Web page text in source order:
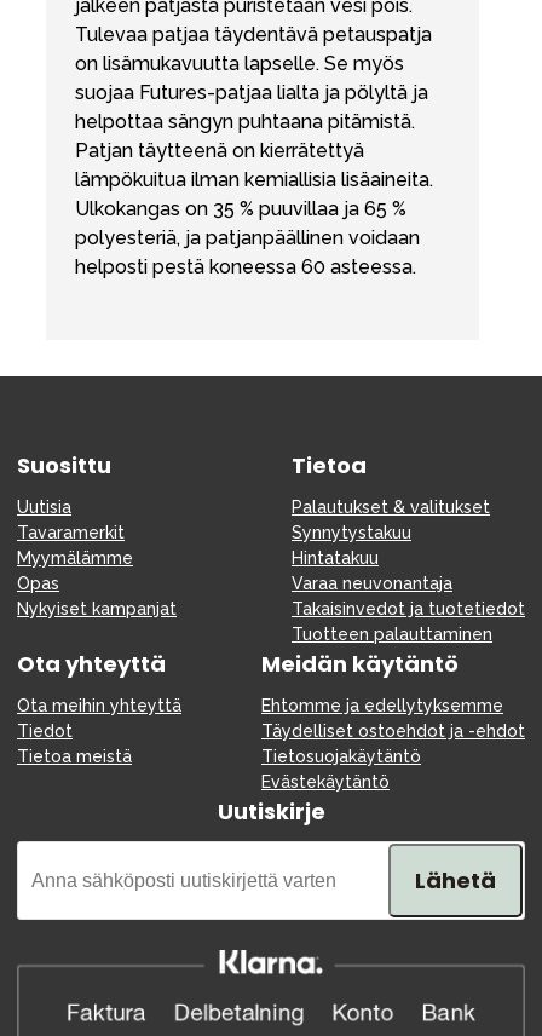
jälkeen patjasta puristetaan vesi pois.
Tulevaa patjaa täydentävä petauspatja
on lisämukavuutta lapselle. Se myös
suojaa Futures-patjaa lialta ja pölyltä ja
helpottaa sängyn puhtaana pitämistä.
Patjan täytteenä on kierrätettyä
lämpökuitua ilman kemiallisia lisäaineita.
Ulkokangas on 35 % puuvillaa ja 65 %
polyesteriä, ja patjanpäällinen voidaan
helposti pestä koneessa 60 asteessa.
Suosittu
Uutisia
Tavaramerkit
Myymälämme
Opas
Nykyiset kampanjat
Tietoa
Palautukset & valitukset
Synnytystakuu
Hintatakuu
Varaa neuvonantaja
Takaisinvedot ja tuotetiedot
Tuotteen palauttaminen
Ota yhteyttä
Ota meihin yhteyttä
Tiedot
Tietoa meistä
Meidän käytäntö
Ehtomme ja edellytyksemme
Täydelliset ostoehdot ja -ehdot
Tietosuojakäytäntö
Evästekäytäntö
Uutiskirje
Lähetä